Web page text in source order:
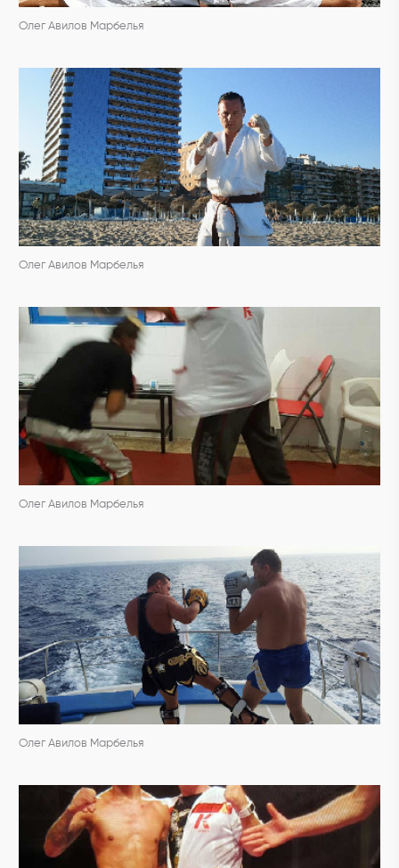
Олег Авилов Марбелья
Олег Авилов Марбелья
Олег Авилов Марбелья
Олег Авилов Марбелья